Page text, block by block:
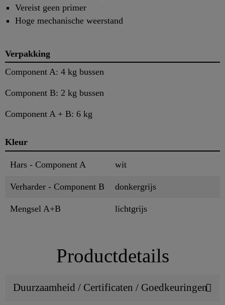
Vereist geen primer
Hoge mechanische weerstand
Verpakking
Component A: 4 kg bussen
Component B: 2 kg bussen
Component A + B: 6 kg
Kleur
Hars - Component A wit
Verharder - Component B donkergrijs
Mengsel A+B lichtgrijs
Productdetails
Duurzaamheid / Certificaten / Goedkeuringen